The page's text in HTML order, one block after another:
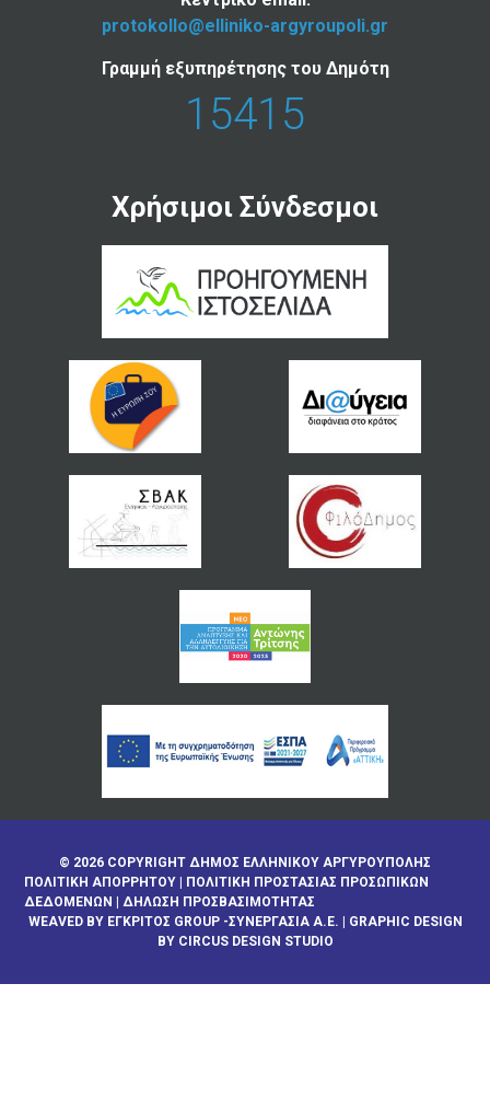
protokollo@elliniko-argyroupoli.gr
Γραμμή εξυπηρέτησης του Δημότη
15415
Χρήσιμοι Σύνδεσμοι
© 2026 COPYRIGHT ΔΗΜΟΣ ΕΛΛΗΝΙΚΟΥ ΑΡΓΥΡΟΥΠΟΛΗΣ
ΠΟΛΙΤΙΚΉ ΑΠΟΡΡΉΤΟΥ
ΠΟΛΙΤΙΚΉ ΠΡΟΣΤΑΣΊΑΣ ΠΡΟΣΩΠΙΚΏΝ
ΔΕΔΟΜΈΝΩΝ
|ΔΉΛΩΣΗ ΠΡΟΣΒΑΣΙΜΌΤΗΤΑΣ
WEAVED BY ΕΓΚΡΙΤΟΣ GROUP -ΣΥΝΕΡΓΑΣΙΑ Α.Ε. | GRAPHIC DESIGN
BY CIRCUS DESIGN STUDIO